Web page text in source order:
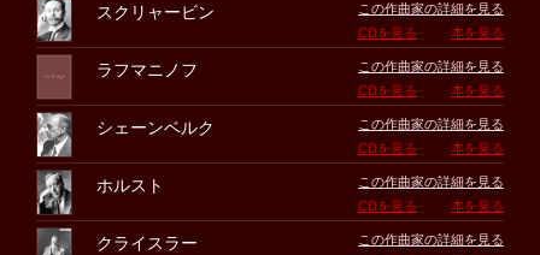
スクリャービン
この作曲家の詳細を見る
CDを見る
本を見る
ラフマニノフ
この作曲家の詳細を見る
CDを見る
本を見る
シェーンベルク
この作曲家の詳細を見る
CDを見る
本を見る
ホルスト
この作曲家の詳細を見る
CDを見る
本を見る
クライスラー
この作曲家の詳細を見る